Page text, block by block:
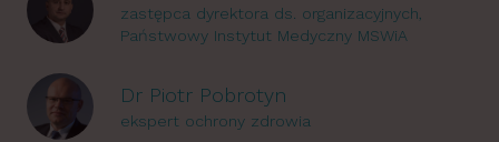
zastępca dyrektora ds. organizacyjnych,
Państwowy Instytut Medyczny MSWiA
Dr Piotr Pobrotyn
ekspert ochrony zdrowia